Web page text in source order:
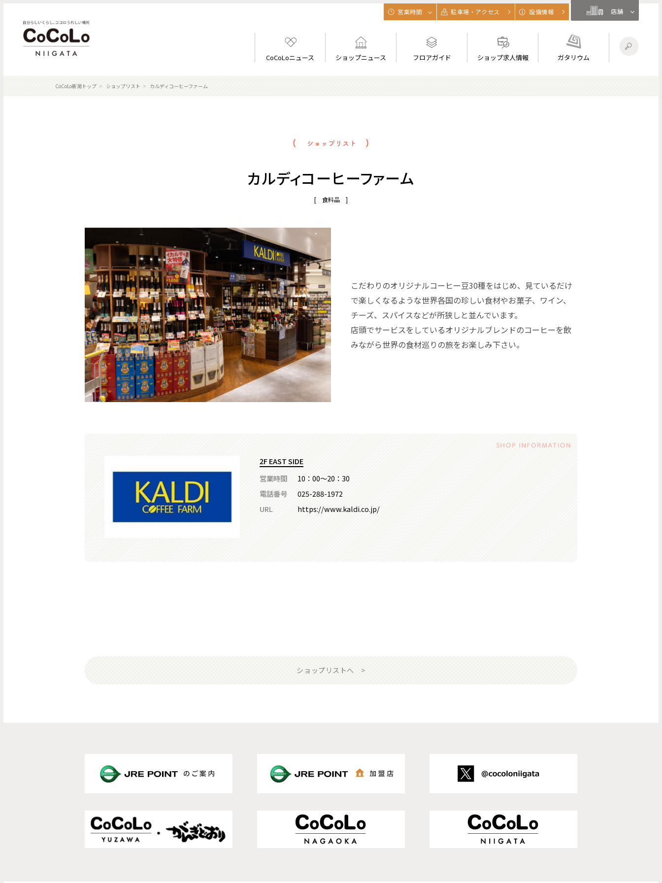
CoCoLoニュース ショップニュース フロアガイド ショップ求人情報 ガタリウム
営業時間 駐車場・アクセス 設備情報 店舗
CoCoLo新潟トップ ショップリスト カルディコーヒーファーム
カルディコーヒーファーム
[ 食料品 ]
こだわりのオリジナルコーヒー豆30種をはじめ、見ているだけ
で楽しくなるような世界各国の珍しい食材やお菓子、ワイン、
チーズ、スパイスなどが所狭しと並んでいます。
店頭でサービスをしているオリジナルブレンドのコーヒーを飲
みながら世界の食材巡りの旅をお楽しみ下さい。
2F EAST SIDE
営業時間
10：00～20：30
電話番号
025-288-1972
URL
https://www.kaldi.co.jp/
ショップリストへ